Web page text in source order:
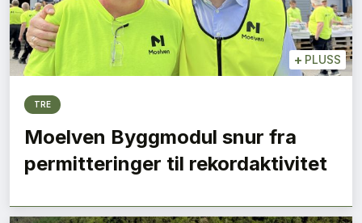
+ PLUSS
TRE
Moelven Byggmodul snur fra
permitteringer til rekordaktivitet